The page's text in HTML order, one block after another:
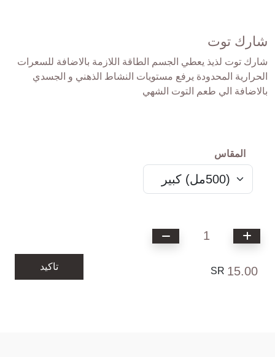
شارك توت
شارك توت لذيذ يعطي الجسم الطاقة اللازمة بالاضافة للسعرات
الحرارية المحدودة يرفع مستويات النشاط الذهني و الجسدي
بالاضافة الي طعم التوت الشهي
المقاس
1
15.00
SR تاكيد